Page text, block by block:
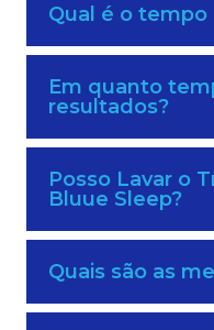
Qual é o
Em quanto
resultados?
Posso Lavar o
Bluue Sleep?
Quais são as